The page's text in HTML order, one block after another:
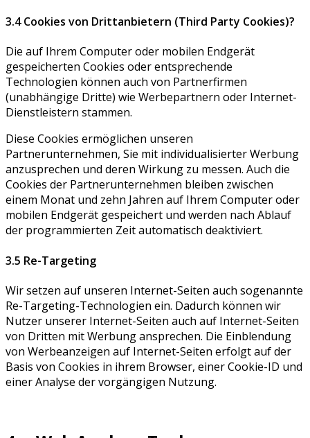
3.4 Cookies von Drittanbietern (Third Party Cookies)?
Die auf Ihrem Computer oder mobilen Endgerät
gespeicherten Cookies oder entsprechende
Technologien können auch von Partnerfirmen
(unabhängige Dritte) wie Werbepartnern oder Internet-
Dienstleistern stammen.
Diese Cookies ermöglichen unseren
Partnerunternehmen, Sie mit individualisierter Werbung
anzusprechen und deren Wirkung zu messen. Auch die
Cookies der Partnerunternehmen bleiben zwischen
einem Monat und zehn Jahren auf Ihrem Computer oder
mobilen Endgerät gespeichert und werden nach Ablauf
der programmierten Zeit automatisch deaktiviert.
3.5 Re-Targeting
Wir setzen auf unseren Internet-Seiten auch sogenannte
Re-Targeting-Technologien ein. Dadurch können wir
Nutzer unserer Internet-Seiten auch auf Internet-Seiten
von Dritten mit Werbung ansprechen. Die Einblendung
von Werbeanzeigen auf Internet-Seiten erfolgt auf der
Basis von Cookies in ihrem Browser, einer Cookie-ID und
einer Analyse der vorgängigen Nutzung.